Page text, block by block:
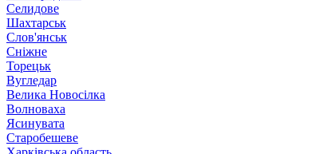
Селидове
Шахтарськ
Слов'янськ
Сніжне
Торецьк
Вугледар
Велика Новосілка
Волноваха
Ясинувата
Старобешеве